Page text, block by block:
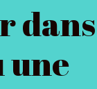
dans
une